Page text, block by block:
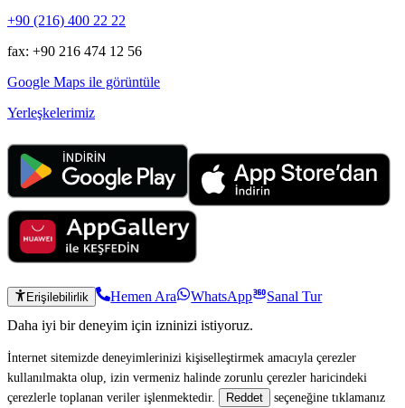
+90 (216) 400 22 22
fax: +90 216 474 12 56
Google Maps ile görüntüle
Yerleşkelerimiz
Erişilebilirlik Hemen Ara WhatsApp
Sanal Tur
Daha iyi bir deneyim için izninizi istiyoruz.
İnternet sitemizde deneyimlerinizi kişiselleştirmek amacıyla çerezler
kullanılmakta olup, izin vermeniz halinde zorunlu çerezler haricindeki
çerezlerle toplanan veriler işlenmektedir.
Reddet
seçeneğine tıklamanız